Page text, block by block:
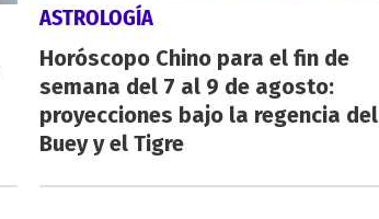
ASTROLOGÍA
Horóscopo Chino para el fin de
semana del 7 al 9 de agosto:
proyecciones bajo la regencia del
Buey y el Tigre